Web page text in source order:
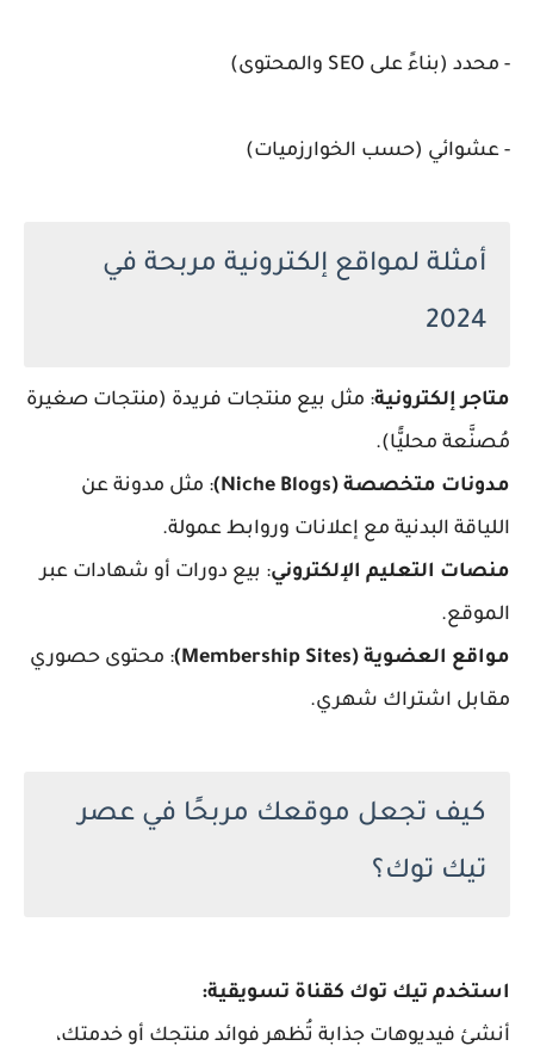
- محدد (بناءً على SEO والمحتوى)
- عشوائي (حسب الخوارزميات)
أمثلة لمواقع إلكترونية مربحة في
2024
متاجر إلكترونية: مثل بيع منتجات فريدة (منتجات صغيرة
مُصنَّعة محليًّا).
مدونات متخصصة (Niche Blogs)
: مثل مدونة عن
اللياقة البدنية مع إعلانات وروابط عمولة.
منصات التعليم الإلكتروني: بيع دورات أو شهادات عبر
الموقع.
مواقع العضوية (Membership Sites)
: محتوى حصوري
مقابل اشتراك شهري.
كيف تجعل موقعك مربحًا في عصر
تيك توك؟
استخدم تيك توك كقناة تسويقية:
أنشئ فيديوهات جذابة تُظهر فوائد منتجك أو خدمتك،